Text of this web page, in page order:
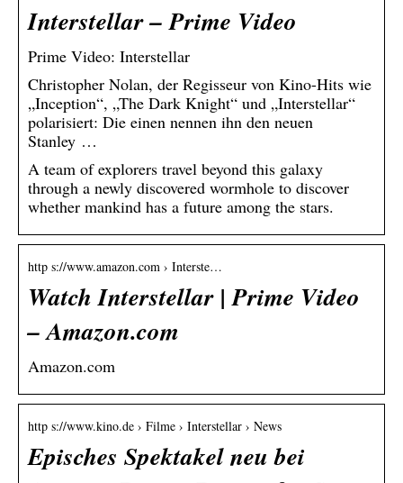
Interstellar – Prime Video
Prime Video: Interstellar
Christopher Nolan, der Regisseur von Kino-Hits wie
„Inception“, „The Dark Knight“ und „Interstellar“
polarisiert: Die einen nennen ihn den neuen
Stanley …
A team of explorers travel beyond this galaxy
through a newly discovered wormhole to discover
whether mankind has a future among the stars.
http s://www.amazon.com › Interste…
Watch Interstellar | Prime Video
– Amazon.com
Amazon.com
http s://www.kino.de › Filme › Interstellar › News
Episches Spektakel neu bei